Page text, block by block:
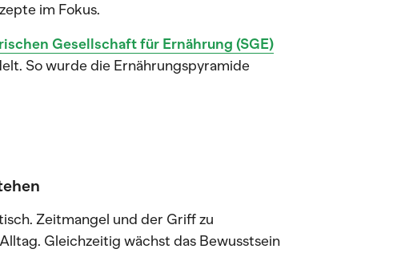
im Fokus.
Gesellschaft für Ernährung (SGE)
So wurde die Ernährungspyramide
Zeitmangel und der Griff zu
Gleichzeitig wächst das Bewusstsein